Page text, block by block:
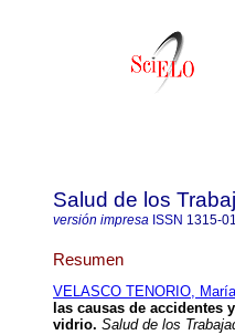
Salud de los
versión impresa ISSN 1315-
Resumen
VELASCO TENORIO,
las causas de accidentes
vidrio. Salud de los